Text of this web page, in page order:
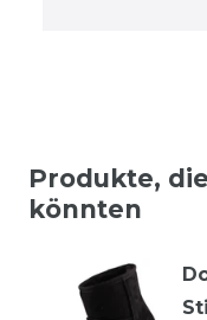
Produkte,
könnten